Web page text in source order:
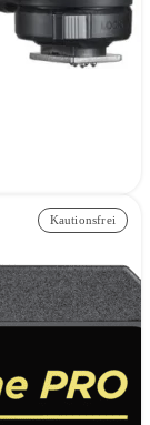
Kautionsfrei